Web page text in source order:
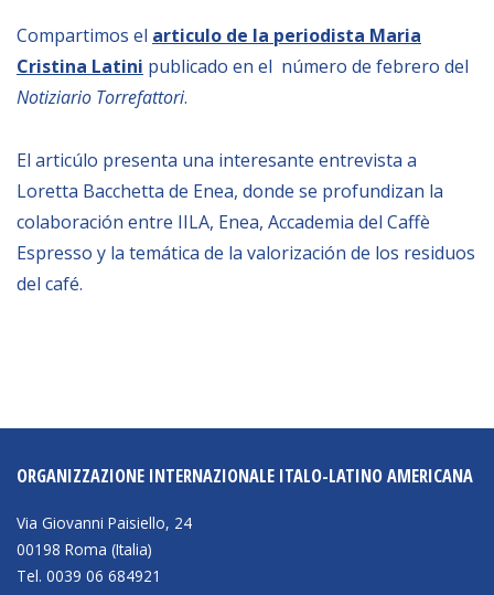
Vídeos
Audios
Biblioteca
Publicaciones
Becas
Alta Formación
Registro de proveedores
Contratos/Acuerdos/Grant
Compartimos el articulo de la periodista Maria
Cristina Latini publicado en el número de febrero del
Notiziario Torrefattori.
El articúlo presenta una interesante entrevista a
Loretta Bacchetta de Enea, donde se profundizan la
colaboración entre IILA, Enea, Accademia del Caffè
Espresso y la temática de la valorización de los residuos
del café.
ORGANIZZAZIONE INTERNAZIONALE ITALO-LATINO AMERICANA
Via Giovanni Paisiello, 24
00198 Roma (Italia)
Tel. 0039 06 684921